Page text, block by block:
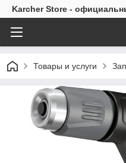
Karcher Store -
Товары и услуги